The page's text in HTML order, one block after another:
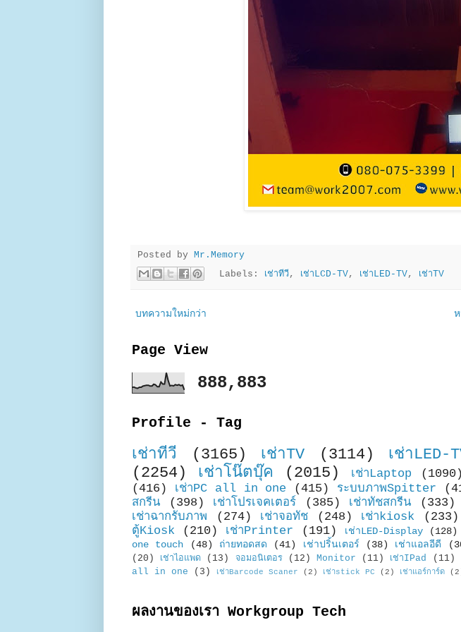
Posted by Mr.Memory
Labels:
เช่าทีวี, เช่าLCD-TV, เช่าLED-TV, เช่าTV
บทความใหม่กว่า
Page View
888,883
Profile - Tag
เช่าทีวี (3165) เช่าTV (3114) เช่าLED-
(2254)
เช่าโน๊ตบุ๊ค (2015) เช่าLaptop (1090)
(416)
เช่าPC all in one (415) ระบบภาพSpitter
สกรีน
(398) เช่าโปรเจคเตอร์ (385) เช่าทัชสกรีน (333)
เช่าฉากรับภาพ
(274) เช่าจอทัช (248) เช่าkiosk (233)
ตู้Kiosk
(210) เช่าPrinter (191) เช่าLED-Display (128)
one touch
(48) ถ่ายทอดสด (41) เช่าปริ้นเตอร์ (38) เช่าแอลอีดี
(20)
เช่าไอแพด (13) จอมอนิเตอร (12) Monitor (11) เช่าIPad (11)
all in one
(3) เช่าBarcode Scaner (2) เช่าstick PC (2) เช่าแอร์การ์ด
ผลงานของเรา Workgroup Tech